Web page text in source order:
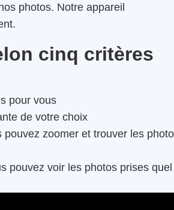
photos. Notre appareil
cinq critères
pour vous
de votre choix
zoomer et trouver les
pouvez voir les photos prises quel